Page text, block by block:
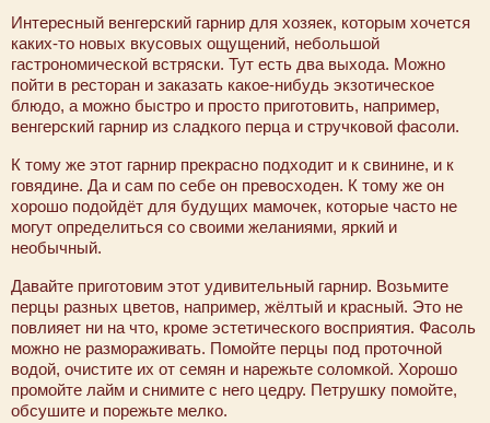
Интересный венгерский гарнир для хозяек, которым хочется
каких-то новых вкусовых ощущений, небольшой
гастрономической встряски. Тут есть два выхода. Можно
пойти в ресторан и заказать какое-нибудь экзотическое
блюдо, а можно быстро и просто приготовить, например,
венгерский гарнир из сладкого перца и стручковой фасоли.
К тому же этот гарнир прекрасно подходит и к свинине, и к
говядине. Да и сам по себе он превосходен. К тому же он
хорошо подойдёт для будущих мамочек, которые часто не
могут определиться со своими желаниями, яркий и
необычный.
Давайте приготовим этот удивительный гарнир. Возьмите
перцы разных цветов, например, жёлтый и красный. Это не
повлияет ни на что, кроме эстетического восприятия. Фасоль
можно не размораживать. Помойте перцы под проточной
водой, очистите их от семян и нарежьте соломкой. Хорошо
промойте лайм и снимите с него цедру. Петрушку помойте,
обсушите и порежьте мелко.